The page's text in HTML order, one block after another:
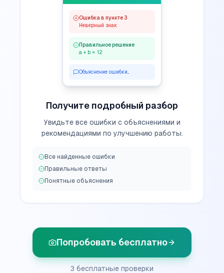
Ошибка в пункте 3
Неверный знак
Правильное решение
a + b = 12
Объяснение ошибки...
Получите подробный разбор
Увидьте все ошибки с объяснениями и
рекомендациями по улучшению работы.
Все найденные ошибки
Правильные ответы
Понятные объяснения
Попробовать бесплатно
3 бесплатные проверки